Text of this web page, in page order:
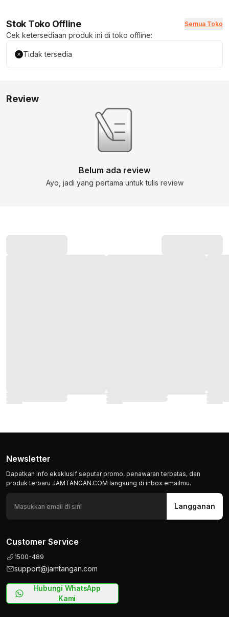
Newsletter
Dapatkan info eksklusif seputar promo, penawaran terbatas, dan
produk terbaru JAMTANGAN.COM langsung di inbox emailmu.
Langganan
Customer Service
1500-489
support@jamtangan.com
Hubungi WhatsApp
Kami
Stok Toko Offline Semua Toko
Cek ketersediaan produk ini di toko offline:
Tidak tersedia
Review
Belum ada review
Ayo, jadi yang pertama untuk tulis review